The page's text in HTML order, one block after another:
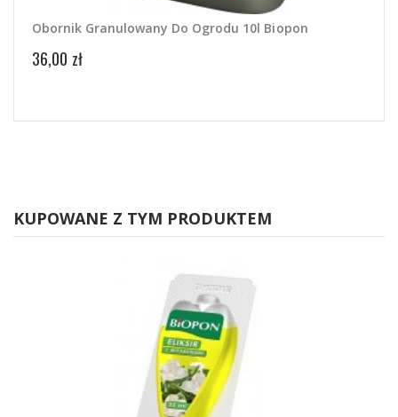
Obornik Granulowany Do Ogrodu 10l Biopon
36,00 zł
KUPOWANE Z TYM PRODUKTEM